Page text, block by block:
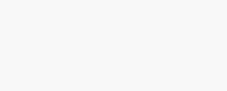
und Informationen zu